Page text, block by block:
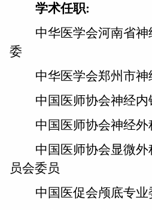
学术任职:
中华医学会河南省
委
中华医学会郑州市
中国医师协会神经
中国医师协会神经
中国医师协会显微
员会委员
中国医促会颅底专